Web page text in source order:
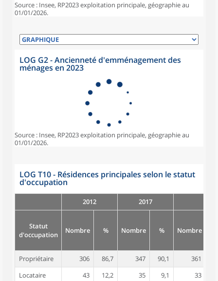
Source : Insee, RP2023 exploitation principale, géographie au
01/01/2026.
LOG G2 - Ancienneté d'emménagement des
ménages en 2023
Source : Insee, RP2023 exploitation principale, géographie au
01/01/2026.
LOG T10 - Résidences principales selon le statut
d'occupation
2012 2017
Statut
d'occupation
Nombre % Nombre % Nombre
Propriétaire 306 86,7 347 90,1 361
Locataire
43 12,2 35 9,1 33